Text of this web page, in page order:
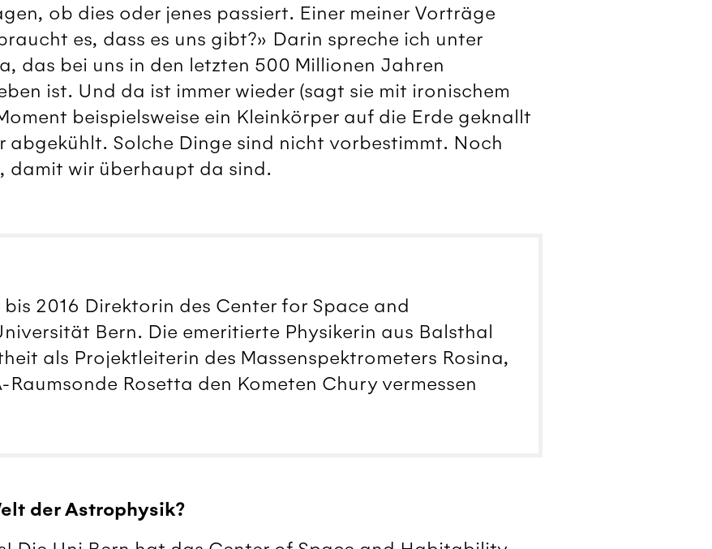
ob dies oder jenes passiert. Einer meiner Vorträge
es, dass es uns gibt?» Darin spreche ich unter
das bei uns in den letzten 500 Millionen Jahren
ist. Und da ist immer wieder (sagt sie mit ironischem
beispielsweise ein Kleinkörper auf die Erde geknallt
abgekühlt. Solche Dinge sind nicht vorbestimmt. Noch
damit wir überhaupt da sind.
2016 Direktorin des Center for Space and
Bern. Die emeritierte Physikerin aus Balsthal
als Projektleiterin des Massenspektrometers Rosina,
Raumsonde Rosetta den Kometen Chury vermessen
der Astrophysik?